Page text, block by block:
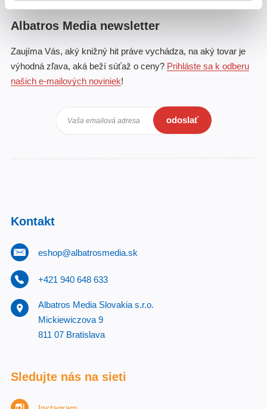
Albatros Media newsletter
Zaujíma Vás, aký knižný hit práve vychádza, na aký tovar je
výhodná zľava, aká beží súťaž o ceny? Prihláste sa k odberu
našich e-mailových noviniek!
Vaša emailová adresa odoslať
Kontakt
eshop@albatrosmedia.sk
+421 940 648 633
Albatros Media Slovakia s.r.o.
Mickiewiczova 9
811 07 Bratislava
Sledujte nás na sieti